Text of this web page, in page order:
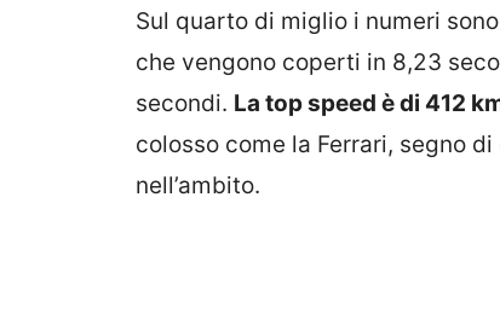
Sul quarto di miglio i numeri
che vengono coperti in 8,23
secondi. La top speed è di 412
colosso come la Ferrari, segno
nell’ambito.